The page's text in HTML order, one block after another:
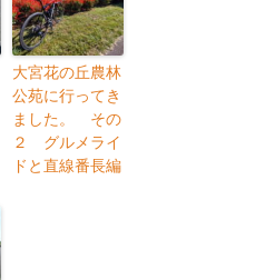
大宮花の丘農林
公苑に行ってき
ました。 その
２ グルメライ
ドと直線番長編